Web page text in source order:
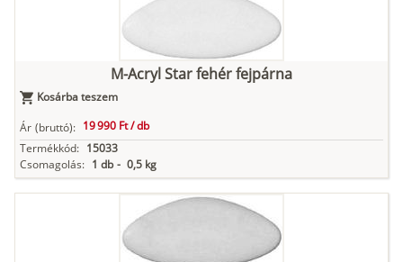
M-Acryl Star fehér fejpárna
Kosárba teszem
Ár (bruttó): 19 990 Ft /db
Termékkód: 15033
Csomagolás: 1 db - 0,5 kg